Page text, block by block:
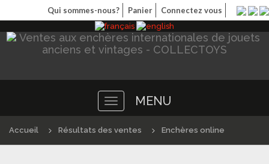
Qui sommes-nous? Panier Connectez vous
Toggle
navigation
MENU
Accueil Résultats des ventes Enchères online